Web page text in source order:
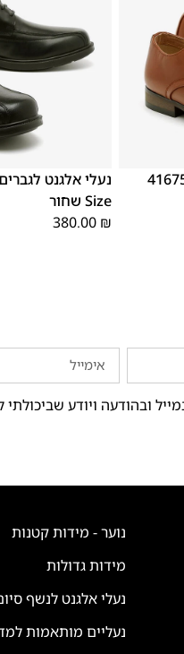
4167515-1
Size שחור
380.00 ₪
ובהודעה ויודע
נוער - מידות קטנות
מידות גדולות
נעלי אלגנט לנשף
נעליים מותאמות